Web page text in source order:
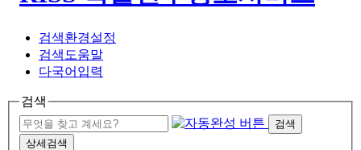
검색환경설정
검색도움말
다국어입력
검색
검색
상세검색